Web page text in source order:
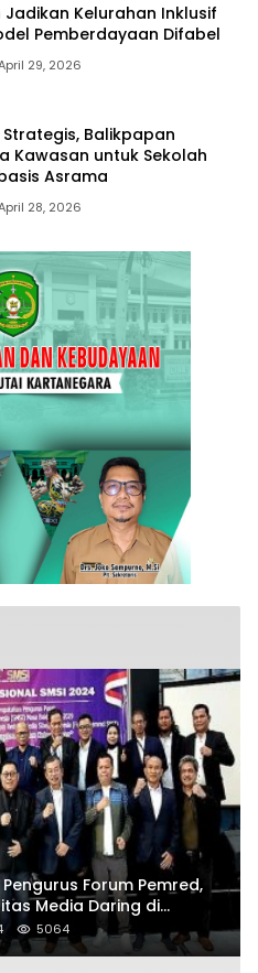
Kelurahan Inklusif
Pemberdayaan Difabel
29, 2026
Strategis, Balikpapan
Kawasan untuk Sekolah
Asrama
28, 2026
Pengurus Forum Pemred,
Media Daring di
5064